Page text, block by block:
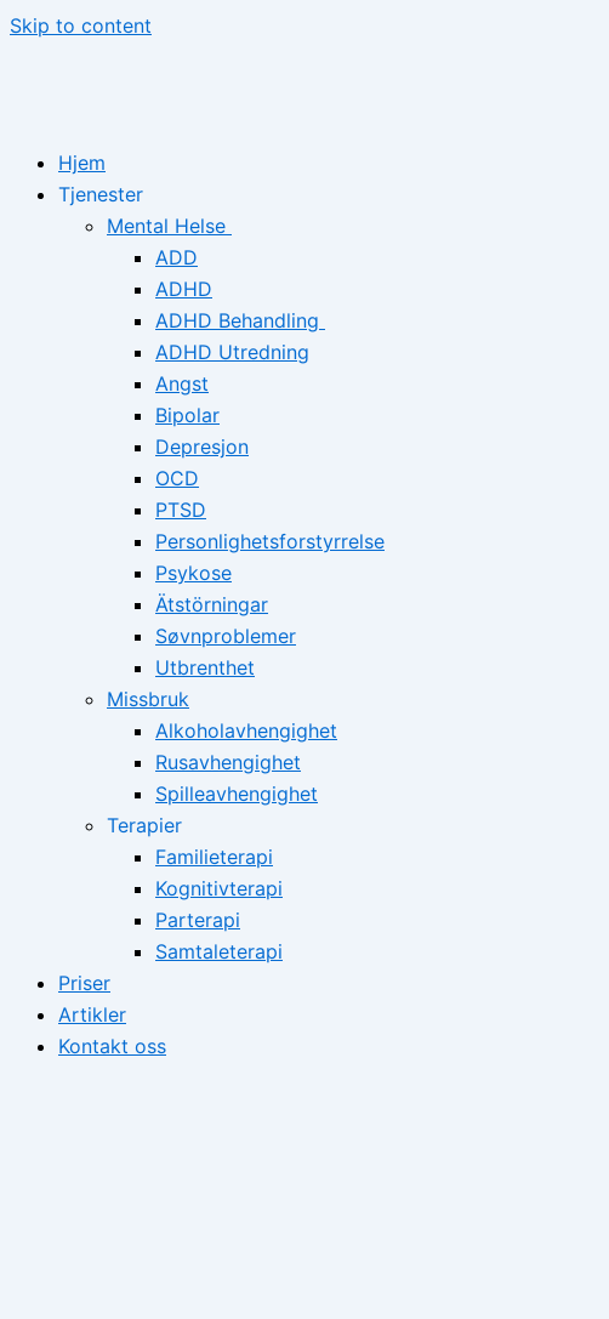
Skip to content
Hjem
Tjenester
Mental Helse
ADD
ADHD
ADHD Behandling
ADHD Utredning
Angst
Bipolar
Depresjon
OCD
PTSD
Personlighetsforstyrrelse
Psykose
Ätstörningar
Søvnproblemer
Utbrenthet
Missbruk
Alkoholavhengighet
Rusavhengighet
Spilleavhengighet
Terapier
Familieterapi
Kognitivterapi
Parterapi
Samtaleterapi
Priser
Artikler
Kontakt oss